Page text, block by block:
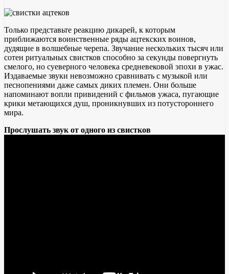
Только представьте реакцию дикарей, к которым
приближаются воинственные ряды ацтекских воинов,
дудящие в волшебные черепа. Звучание нескольких тысяч или
сотен ритуальных свистков способно за секунды повергнуть
смелого, но суеверного человека средневековой эпохи в ужас.
Издаваемые звуки невозможно сравнивать с музыкой или
песнопениями даже самых диких племен. Они больше
напоминают вопли привидений с фильмов ужаса, пугающие
крики метающихся душ, проникнувших из потустороннего
мира.
Прослушать звук от одного из свистков